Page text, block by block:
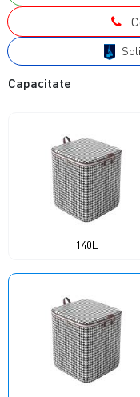
Capacitate
140L